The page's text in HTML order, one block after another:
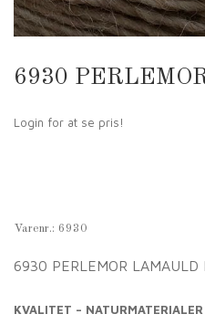
6930
Login for at se pris!
Varenr.: 6930
6930 PERLEMOR LAMAULD
KVALITET – NATURMATERIALER